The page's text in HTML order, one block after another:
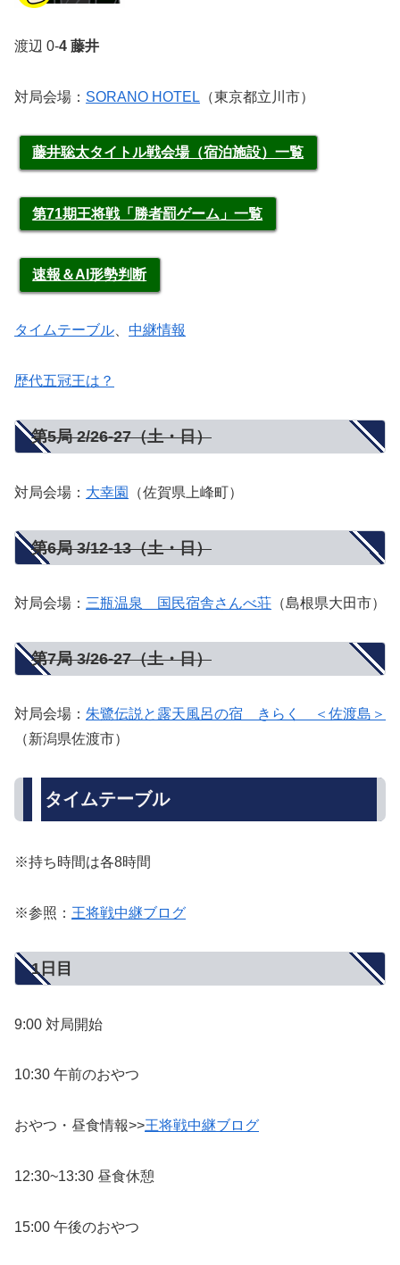
渡辺 0-4 藤井
対局会場： SORANO HOTEL （東京都立川市）
藤井聡太タイトル戦会場（宿泊施設）一覧
第71期王将戦「勝者罰ゲーム」一覧
速報＆AI形勢判断
タイムテーブル、 中継情報
歴代五冠王は？
第5局 2/26-27（土・日）
対局会場： 大幸園 （佐賀県上峰町）
第6局 3/12-13（土・日）
対局会場： 三瓶温泉 国民宿舎さんべ荘 （島根県大田市）
第7局 3/26-27（土・日）
対局会場： 朱鷺伝説と露天風呂の宿 きらく ＜佐渡島＞
（新潟県佐渡市）
タイムテーブル
※持ち時間は各8時間
※参照： 王将戦中継ブログ
1日目
9:00 対局開始
10:30 午前のおやつ
おやつ・昼食情報>>王将戦中継ブログ
12:30~13:30 昼食休憩
15:00 午後のおやつ